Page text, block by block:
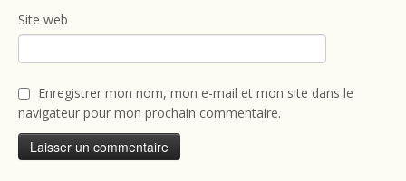
Site web
Enregistrer mon nom, mon e-mail et mon site dans le
navigateur pour mon prochain commentaire.